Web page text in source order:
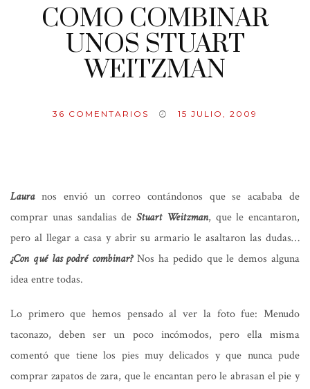
COMO COMBINAR
UNOS STUART
WEITZMAN
36 COMENTARIOS 15 JULIO, 2009
Lauranos envió un correo contándonos que se acababa de
comprar unas sandalias de Stuart Weitzman, que le encantaron,
pero al llegar a casa y abrir su armario le asaltaron las dudas…
¿Con qué las podré combinar?Nos ha pedido que le demos alguna
idea entre todas.
Lo primero que hemos pensado al ver la foto fue: Menudo
taconazo, deben ser un poco incómodos, pero ella misma
comentó que tiene los pies muy delicados y que nunca pude
comprar zapatos de zara, que le encantan pero le abrasan el pie y